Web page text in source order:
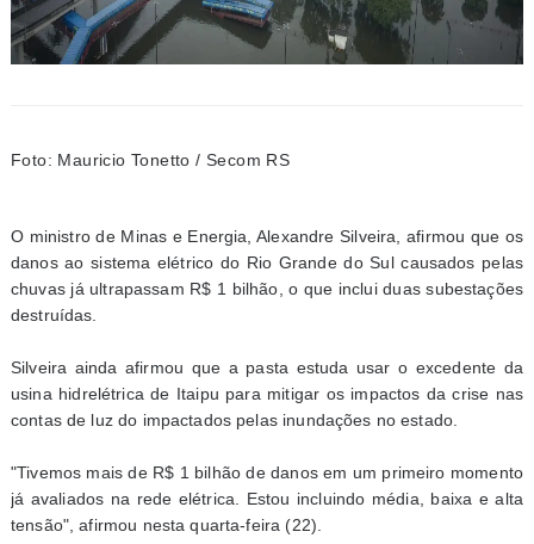
Foto: Mauricio Tonetto / Secom RS
O ministro de Minas e Energia, Alexandre Silveira, afirmou que os
danos ao sistema elétrico do Rio Grande do Sul causados pelas
chuvas já ultrapassam R$ 1 bilhão, o que inclui duas subestações
destruídas.
Silveira ainda afirmou que a pasta estuda usar o excedente da
usina hidrelétrica de Itaipu para mitigar os impactos da crise nas
contas de luz do impactados pelas inundações no estado.
"Tivemos mais de R$ 1 bilhão de danos em um primeiro momento
já avaliados na rede elétrica. Estou incluindo média, baixa e alta
tensão", afirmou nesta quarta-feira (22).